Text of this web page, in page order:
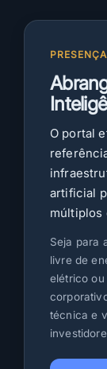
r
t
u
r
a
e
s
t
r
a
é
a
O portal
artificial
múltiplos
Seja para
livre de
elétrico
técnica e